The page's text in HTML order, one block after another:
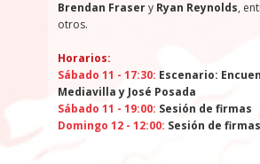
Brendan Frasery Ryan Reynolds,
otros.
Horarios:
Sábado 11 - 17:30: Escenario:
Mediavilla y José Posada
Sábado 11 - 19:00: Sesión de firmas
Domingo 12 - 12:00: Sesión de firmas